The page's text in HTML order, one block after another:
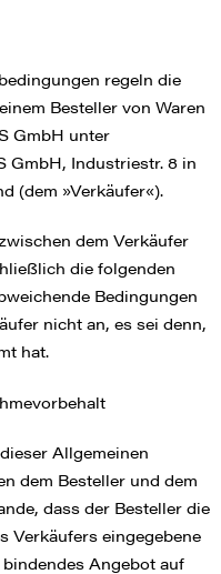
regeln die
Besteller von Waren
GmbH unter
GmbH, Industriestr. 8 in
(dem »Verkäufer«).
dem Verkäufer
die folgenden
Bedingungen
nicht an, es sei denn,
hat.
Allgemeinen
dem Besteller und dem
dass der Besteller die
Verkäufers eingegebene
Angebot auf